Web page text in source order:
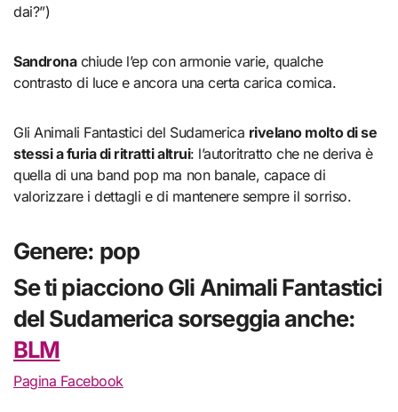
dai?”)
Sandronachiude l’ep con armonie varie, qualche
contrasto di luce e ancora una certa carica comica.
Gli Animali Fantastici del Sudamerica rivelano molto di se
stessi a furia di ritratti altrui: l’autoritratto che ne deriva è
quella di una band pop ma non banale, capace di
valorizzare i dettagli e di mantenere sempre il sorriso.
Genere: pop
Se ti piacciono Gli Animali Fantastici
del Sudamerica sorseggia anche:
BLM
Pagina Facebook